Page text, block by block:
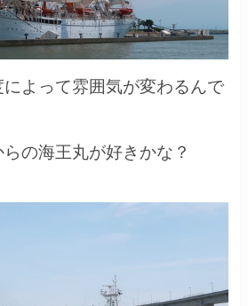
よって雰囲気が変わるんで
の海王丸が好きかな？